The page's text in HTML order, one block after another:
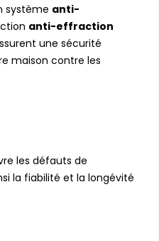
système anti-
anti-effraction
une sécurité
maison contre les
les défauts de
la fiabilité et la longévité